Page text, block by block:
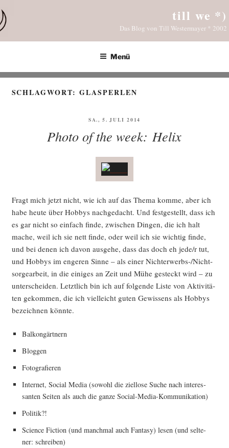
Inhalt
springen
till we *)
Das Blog von Till Westermayer * 2002
Menü
SCHLAGWORT:GLASPERLEN
VERÖFFENTLICHT
SA., 5. JULI 2014
Photo of the week: Helix
Fragt mich jetzt nicht, wie ich auf das The­ma kom­me, aber ich
habe heu­te über Hob­bys nach­ge­dacht. Und fest­ge­stellt, dass ich
es gar nicht so ein­fach fin­de, zwi­schen Din­gen, die ich halt
mache, weil ich sie nett fin­de, oder weil ich sie wich­tig fin­de,
und bei denen ich davon aus­ge­he, dass das doch eh jede/r tut,
und Hob­bys im enge­ren Sin­ne – als einer Nicht­er­werbs-/Nicht­
sor­ge­ar­beit, in die eini­ges an Zeit und Mühe gesteckt wird – zu
unter­schei­den. Letzt­lich bin ich auf fol­gen­de Lis­te von Akti­vi­tä­
ten gekom­men, die ich viel­leicht guten Gewis­sens als Hob­bys
bezeich­nen könnte.
Bal­kon­gärt­nern
Blog­gen
Foto­gra­fie­ren
Inter­net, Social Media (sowohl die ziel­lo­se Suche nach inter­es­
san­ten Sei­ten als auch die gan­ze Social-Media-Kommunikation)
Poli­tik?!
Sci­ence Fic­tion (und manch­mal auch Fan­ta­sy) lesen (und sel­te­
ner: schreiben)